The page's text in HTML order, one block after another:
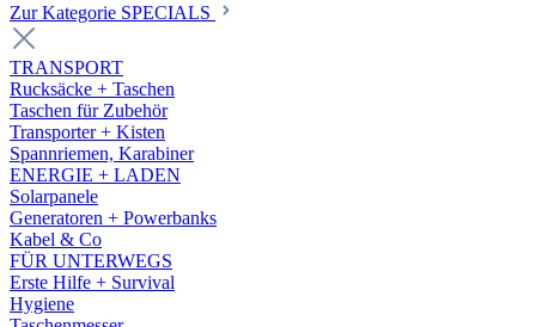
Zur Kategorie SPECIALS
TRANSPORT
Rucksäcke + Taschen
Taschen für Zubehör
Transporter + Kisten
Spannriemen, Karabiner
ENERGIE + LADEN
Solarpanele
Generatoren + Powerbanks
Kabel & Co
FÜR UNTERWEGS
Erste Hilfe + Survival
Hygiene